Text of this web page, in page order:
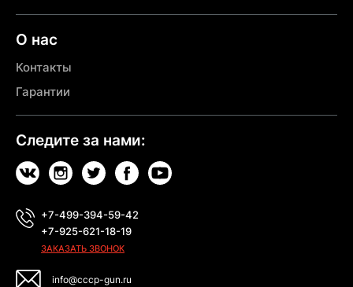
О нас
Контакты
Гарантии
Следите за нами:
+7-499-394-59-42
+7-925-621-18-19
ЗАКАЗАТЬ ЗВОНОК
info@cccp-gun.ru